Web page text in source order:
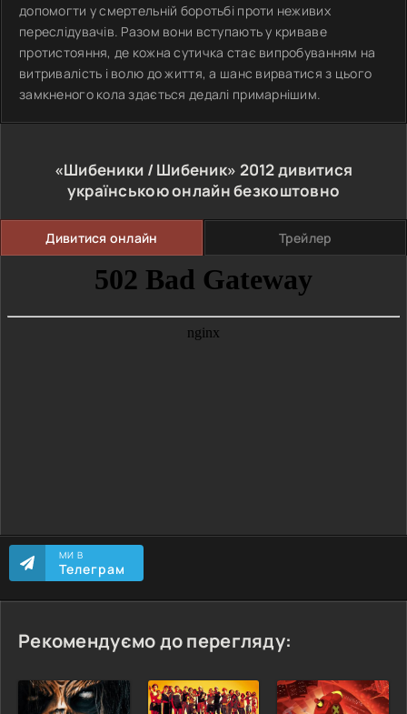
допомогти у смертельній боротьбі проти неживих
переслідувачів. Разом вони вступають у криваве
протистояння, де кожна сутичка стає випробуванням на
витривалість і волю до життя, а шанс вирватися з цього
замкненого кола здається дедалі примарнішим.
«Шибеники / Шибеник» 2012дивитися
українською онлайн безкоштовно
Дивитися онлайн Трейлер
МИ В
Телеграм
Рекомендуємо до перегляду: